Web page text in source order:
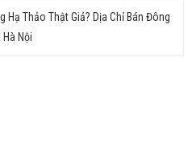
Hạ Thảo Thật Giả? Dịa Chỉ Bán Đông
Nội